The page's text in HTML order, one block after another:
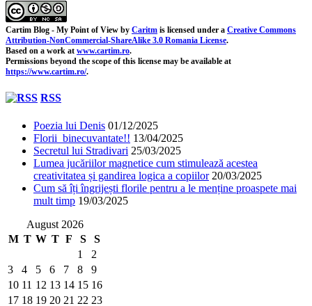
Cartim Blog - My Point of View by Caritm is licensed under a Creative Commons
Attribution-NonCommercial-ShareAlike 3.0 Romania License.
Based on a work at www.cartim.ro.
Permissions beyond the scope of this license may be available at
https://www.cartim.ro/.
RSS
Poezia lui Denis 01/12/2025
Florii binecuvantate!! 13/04/2025
Secretul lui Stradivari 25/03/2025
Lumea jucăriilor magnetice cum stimulează acestea
creativitatea și gandirea logica a copiilor 20/03/2025
Cum să îți îngrijești florile pentru a le menține proaspete mai
mult timp 19/03/2025
August 2026
M T W T F S
S
1
2
3
4 5 6 7 8
9
10 11 12 13 14 15 16
17 18 19 20 21 22 23